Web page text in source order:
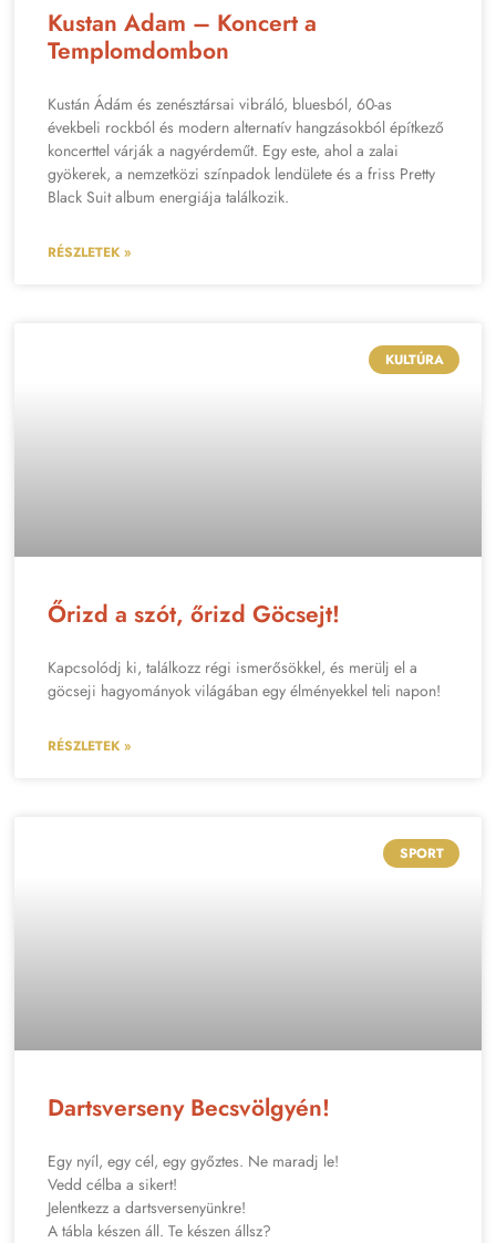
Kustan Adam – Koncert a
Templomdombon
Kustán Ádám és zenésztársai vibráló, bluesból, 60-as
évekbeli rockból és modern alternatív hangzásokból építkező
koncerttel várják a nagyérdeműt. Egy este, ahol a zalai
gyökerek, a nemzetközi színpadok lendülete és a friss Pretty
Black Suit album energiája találkozik.
RÉSZLETEK »
KULTÚRA
Őrizd a szót, őrizd Göcsejt!
Kapcsolódj ki, találkozz régi ismerősökkel, és merülj el a
göcseji hagyományok világában egy élményekkel teli napon!
RÉSZLETEK »
SPORT
Dartsverseny Becsvölgyén!
Egy nyíl, egy cél, egy győztes. Ne maradj le!
Vedd célba a sikert!
Jelentkezz a dartsversenyünkre!
A tábla készen áll. Te készen állsz?